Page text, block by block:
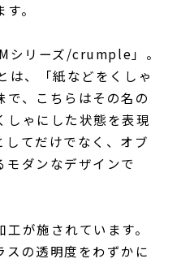
。
シリーズ/crumple」。
、「紙などをくしゃ
で、こちらはその名の
しゃにした状態を表現
してだけでなく、オブ
モダンなデザインで
が施されています。
の透明度をわずかに